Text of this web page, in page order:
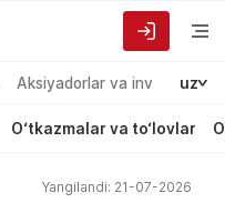
Aksiyadorlar va investorlarga
uz
O‘tkazmalar va to‘lovlar
Yangilandi: 21-07-2026